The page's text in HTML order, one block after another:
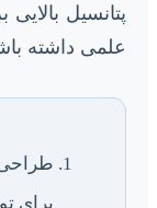
پتانسیل
علمی داشته
برای